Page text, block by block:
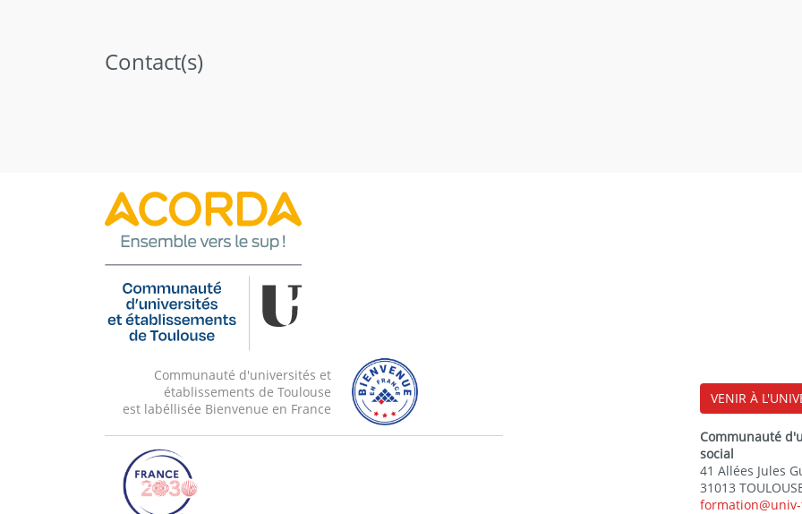
Contact(s)
Communauté d'universités et
établissements de Toulouse
est labéllisée Bienvenue en France
VENIR À
Communauté
social
41 Allées Jules
31013